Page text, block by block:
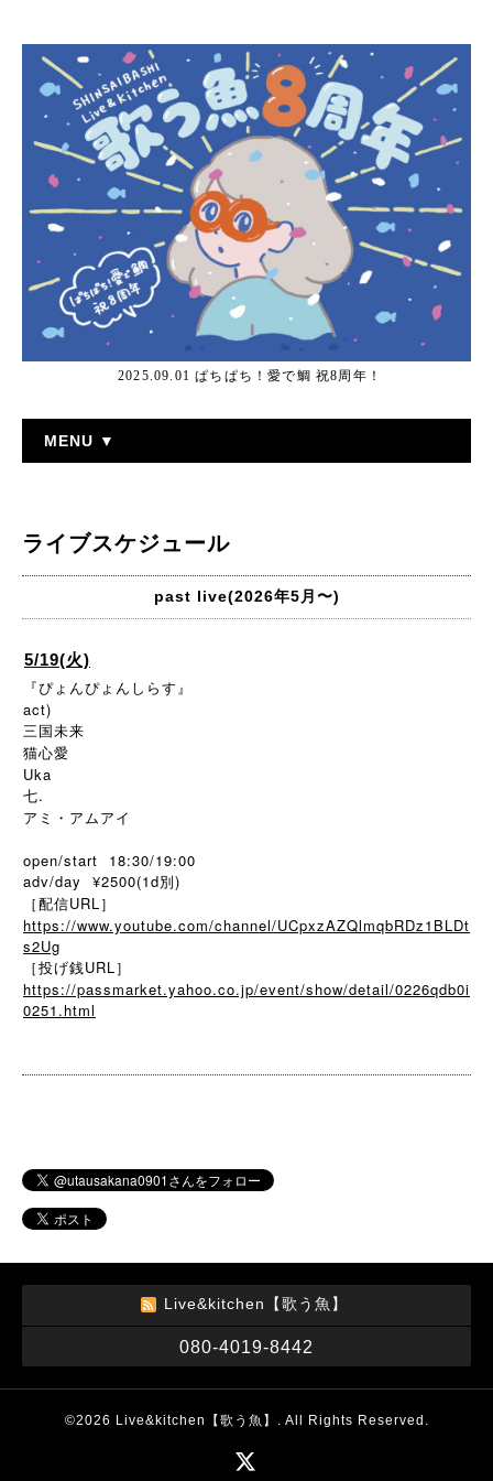
2025.09.01 ぱちぱち！愛で鯛 祝8周年！
MENU ▼
ライブスケジュール
past live(2026年5月〜)
5/19(火)
『ぴょんぴょんしらす』
act)
三国未来
猫心愛
Uka
七.
アミ・アムアイ
open/start 18:30/19:00
adv/day ¥2500(1d別)
［配信URL］
https://www.youtube.com/channel/UCpxzAZQlmqbRDz1BLDt
s2Ug
［投げ銭URL］
https://passmarket.yahoo.co.jp/event/show/detail/0226qdb0i
0251.html
Live&kitchen【歌う魚】
080-4019-8442
©2026 Live&kitchen【歌う魚】 . All Rights Reserved.